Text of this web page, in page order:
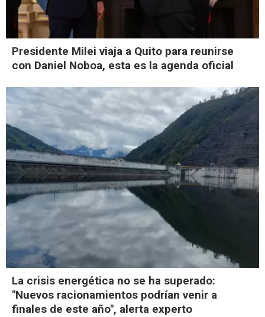
Presidente Milei viaja a Quito para reunirse
con Daniel Noboa, esta es la agenda oficial
La crisis energética no se ha superado:
"Nuevos racionamientos podrían venir a
finales de este año", alerta experto